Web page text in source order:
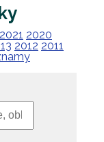
2021 2020
2012 2011